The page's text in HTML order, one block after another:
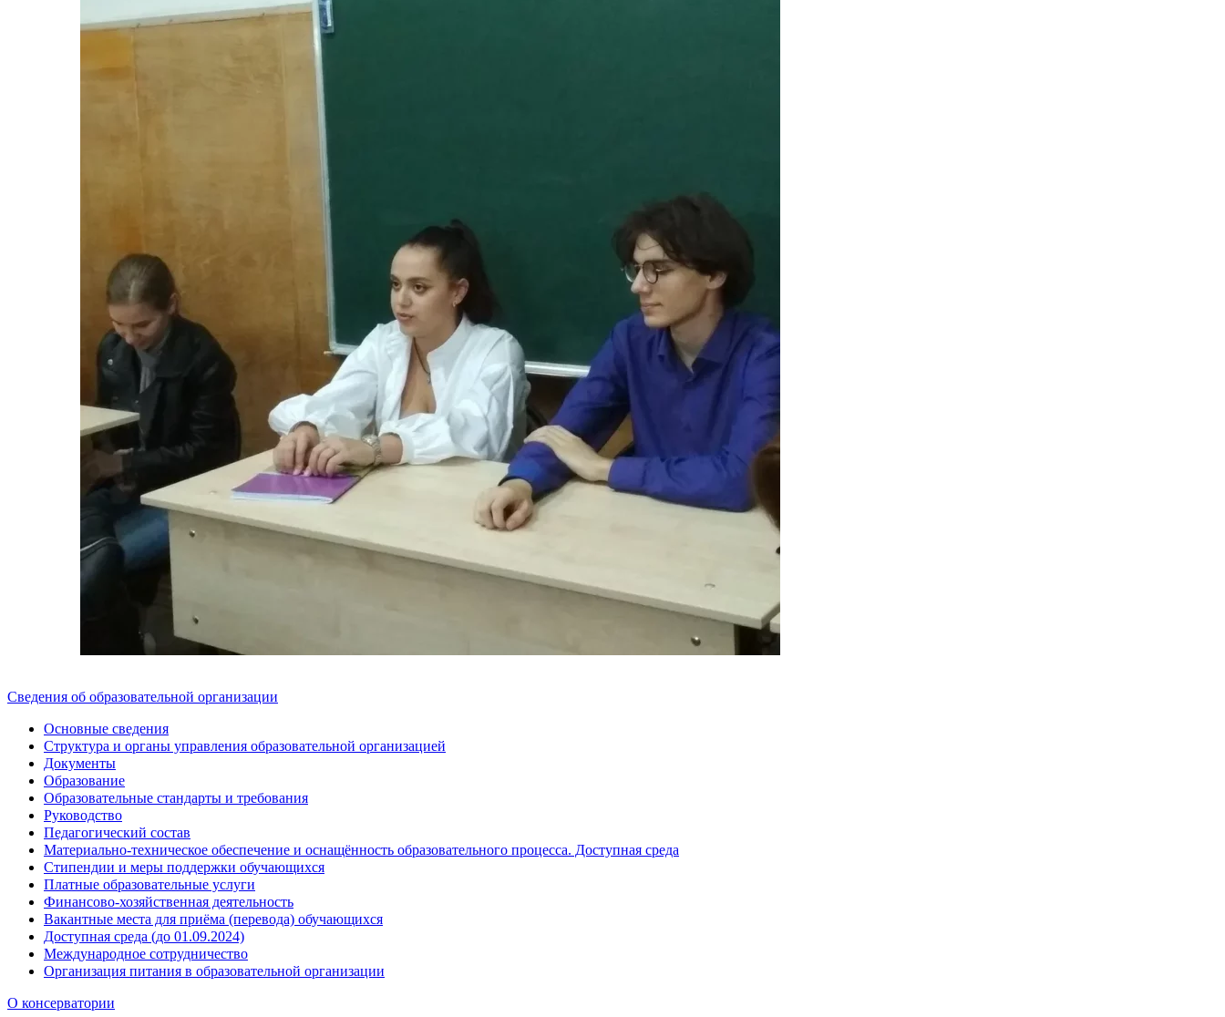
Сведения об образовательной организации
Основные сведения
Структура и органы управления образовательной организацией
Документы
Образование
Образовательные стандарты и требования
Руководство
Педагогический состав
Материально-техническое обеспечение и оснащённость образовательного процесса. Доступная среда
Стипендии и меры поддержки обучающихся
Платные образовательные услуги
Финансово-хозяйственная деятельность
Вакантные места для приёма (перевода) обучающихся
Доступная среда (до 01.09.2024)
Международное сотрудничество
Организация питания в образовательной организации
О консерватории